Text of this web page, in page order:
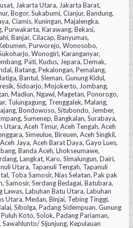
Jakarta Utara, Jakarta Barat,
Bogor, Sukabumi, Cianjur, Bandung,
Ciamis, Kuningan, Majalengka,
Purwakarta, Karawang, Bekasi,
Banjar, Cilacap, Banyumas,
Purworejo, Wonosobo,
Wonogiri, Karanganyar,
Pati, Kudus, Jepara, Demak,
Batang, Pekalongan, Pemalang,
Bantul, Sleman, Gunung Kidul,
Sidoarjo, Mojokerto, Jombang,
Madiun, Ngawi, Magetan, Ponorogo,
Tulungagung, Trenggalek, Malang,
Bondowoso, Situbondo, Jember,
Sumenep, Bangkalan, Surabaya,
Utara, Aceh Timur, Aceh Tengah, Aceh
Simeulue, Bireuen, Aceh Singkil,
Jaya, Aceh Barat Daya, Gayo Lues,
Banda Aceh, Lhokseumawe,
Langkat, Karo, Simalungun, Dairi,
Utara, Tapanuli Tengah, Tapanuli
Toba Samosir, Nias Selatan, Pak pak
Samosir, Serdang Bedagai, Batubara,
Lawas, Labuhan Batu Utara, Labuhan
Utara, Medan, Binjai, Tebing Tinggi,
Sibolga, Padang Sidempuan, Gunung
Koto, Solok, Padang Pariaman,
Sijunjung, Kepulauan